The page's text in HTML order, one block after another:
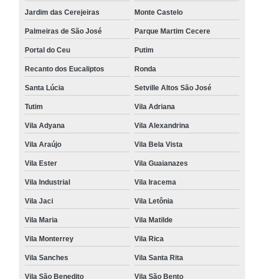
Jardim das Cerejeiras Monte Castelo
Palmeiras de São José Parque Martim Cecere
Portal do Ceu Putim
Recanto dos Eucaliptos Ronda
Santa Lúcia Setville Altos São José
Tutim Vila Adriana
Vila Adyana Vila Alexandrina
Vila Araújo Vila Bela Vista
Vila Ester Vila Guaianazes
Vila Industrial Vila Iracema
Vila Jaci Vila Letônia
Vila Maria Vila Matilde
Vila Monterrey Vila Rica
Vila Sanches Vila Santa Rita
Vila São Benedito Vila São Bento